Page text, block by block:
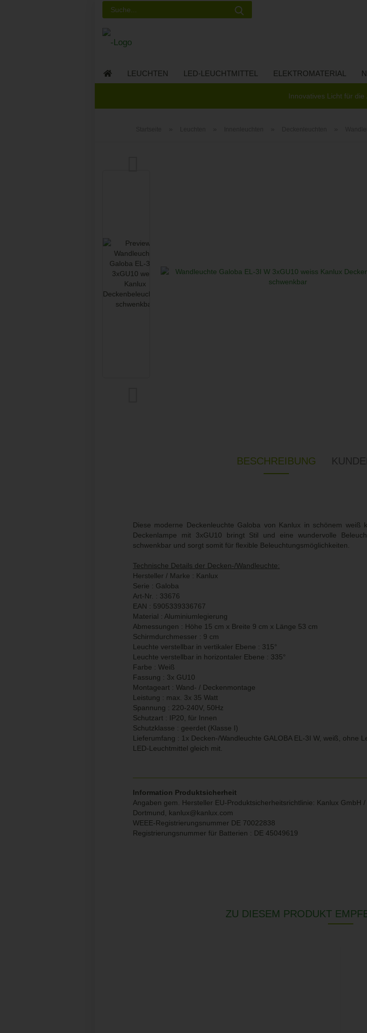
Innovatives Licht für die
LEUCHTEN LED-LEUCHTMITTEL ELEKTROMATERIAL
BESCHREIBUNG
Diese moderne Deckenleuchte Galoba von Kanlux in schönem
Deckenlampe mit 3xGU10 bringt Stil und eine wundervolle
schwenkbar und sorgt somit für flexible Beleuchtungsmöglichkeiten.
Technische Details der Decken-/Wandleuchte:
Hersteller / Marke : Kanlux
Serie : Galoba
Art-Nr. : 33676
EAN : 5905339336767
Material : Aluminiumlegierung
Abmessungen : Höhe 15 cm x Breite 9 cm x Länge 53 cm
Schirmdurchmesser : 9 cm
Leuchte verstellbar in vertikaler Ebene : 315°
Leuchte verstellbar in horizontaler Ebene : 335°
Farbe : Weiß
Fassung : 3x GU10
Montageart : Wand- / Deckenmontage
Leistung : max. 3x 35 Watt
Spannung : 220-240V, 50Hz
Schutzart : IP20, für Innen
Schutzklasse : geerdet (Klasse I)
Lieferumfang : 1x Decken-/Wandleuchte GALOBA EL-3I W, weiß, ohne
LED-Leuchtmittel gleich mit.
Information Produktsicherheit
Angaben gem. Hersteller EU-Produktsicherheitsrichtlinie: Kanlux GmbH
Dortmund, kanlux@kanlux.com
WEEE-Registrierungsnummer DE 70022838
Registrierungsnummer für Batterien : DE 45049619
ZU DIESEM PRODUKT